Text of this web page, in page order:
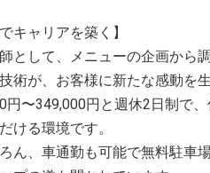
キャリアを築く】
として、メニューの企画から
術が、お客様に新たな感動を
円〜349,000円と週休2日制で
ける環境です。
ん、車通勤も可能で無料駐車